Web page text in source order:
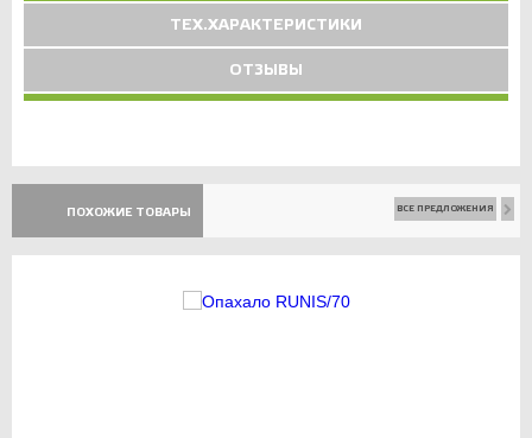
ТЕХ.ХАРАКТЕРИСТИКИ
ОТЗЫВЫ
ПОХОЖИЕ ТОВАРЫ ВСЕ ПРЕДЛОЖЕНИЯ